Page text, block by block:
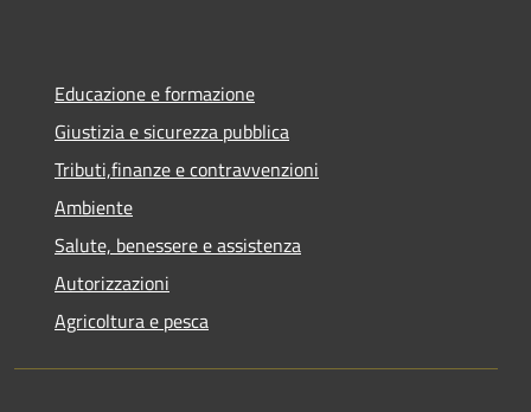
Educazione e formazione
Giustizia e sicurezza pubblica
Tributi,finanze e contravvenzioni
Ambiente
Salute, benessere e assistenza
Autorizzazioni
Agricoltura e pesca